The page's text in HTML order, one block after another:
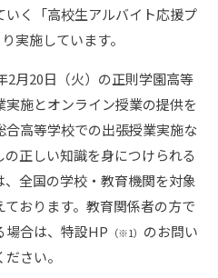
く「高校生アルバイト応援プ
実施しています。
月20日（火）の正則学園高等
施とオンライン授業の提供を
高等学校での出張授業実施な
正しい知識を身につけられる
全国の学校・教育機関を対象
おります。教育関係者の方で
場合は、特設HP （※1） のお問い
さい。